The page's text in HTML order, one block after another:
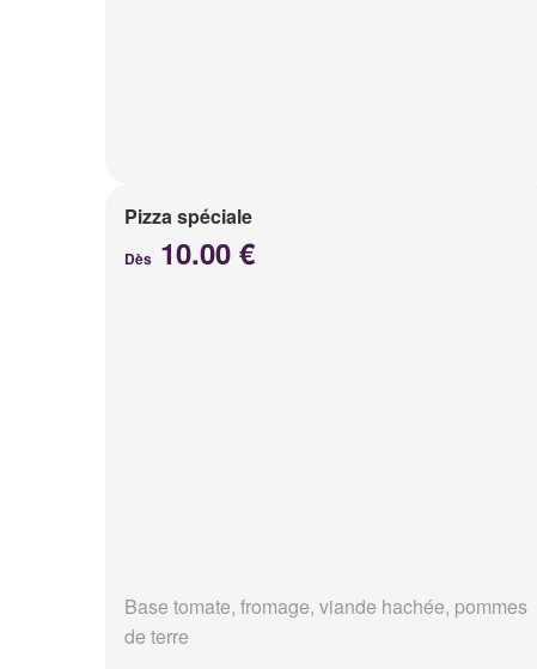
Pizza spéciale
Dès 10.00 €
Base tomate, fromage, viande hachée, pommes
de terre